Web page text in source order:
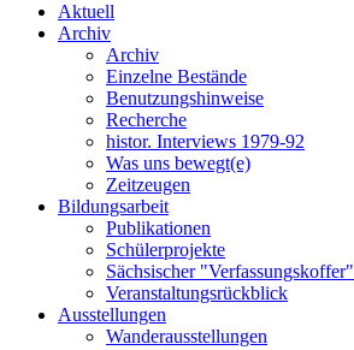
Aktuell
Archiv
Archiv
Einzelne Bestände
Benutzungshinweise
Recherche
histor. Interviews 1979-92
Was uns bewegt(e)
Zeitzeugen
Bildungsarbeit
Publikationen
Schülerprojekte
Sächsischer "Verfassungskoffer"
Veranstaltungsrückblick
Ausstellungen
Wanderausstellungen